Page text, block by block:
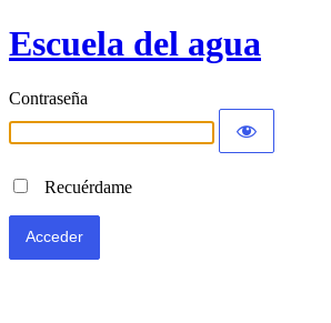
Escuela del agua
Contraseña
Recuérdame